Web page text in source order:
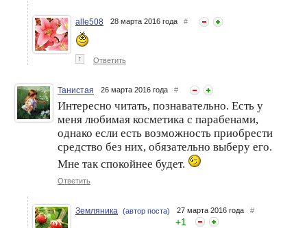
alle508 28 марта 2016 года #
↑ Ответить
Танистая 26 марта 2016 года #
Интересно читать, познавательно. Есть у
меня любимая косметика с парабенами,
однако если есть возможность приобрести
средство без них, обязательно выберу его.
Мне так спокойнее будет.
Ответить
Земляника (автор поста) 27 марта 2016 года #
+1